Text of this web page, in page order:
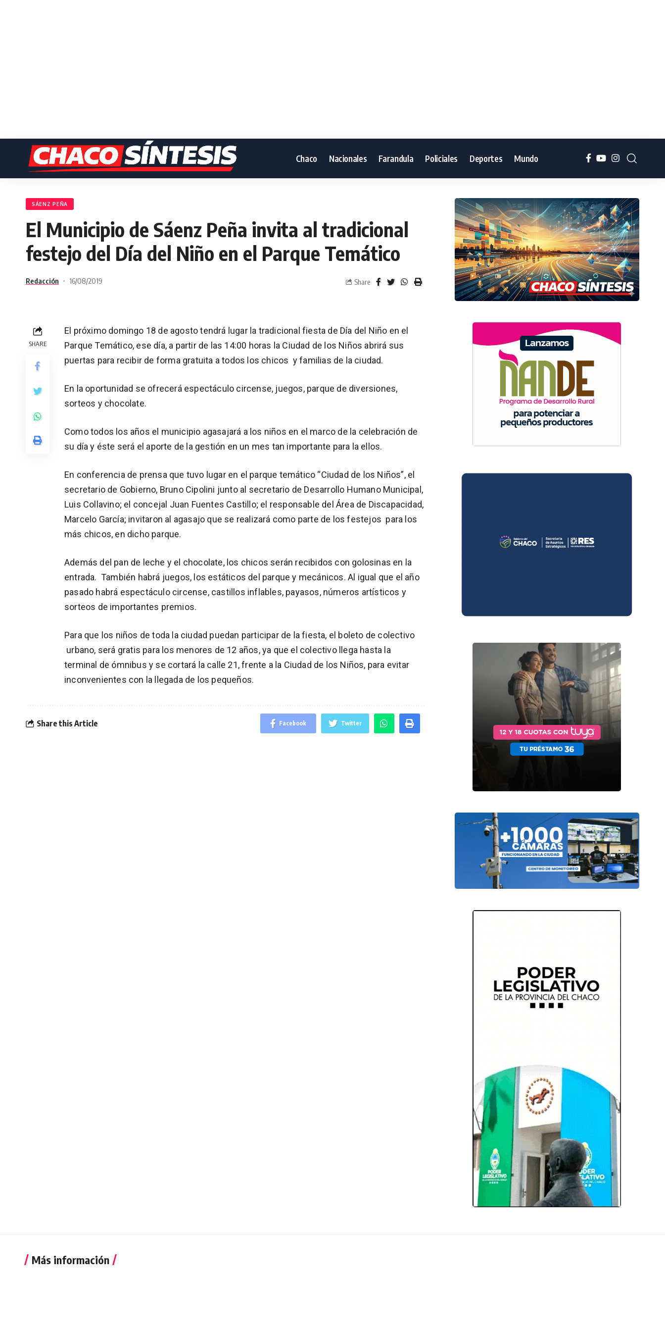
Chaco Nacionales Farandula Policiales Deportes Mundo
SÁENZ PEÑA
El Municipio de Sáenz Peña invita al tradicional
festejo del Día del Niño en el Parque Temático
Redacción 16/08/2019 Share
SHARE
El próximo domingo 18 de agosto tendrá lugar la tradicional fiesta de Día del Niño en el
Parque Temático, ese día, a partir de las 14:00 horas la Ciudad de los Niños abrirá sus
puertas para recibir de forma gratuita a todos los chicos y familias de la ciudad.
En la oportunidad se ofrecerá espectáculo circense, juegos, parque de diversiones,
sorteos y chocolate.
Como todos los años el municipio agasajará a los niños en el marco de la celebración de
su día y éste será el aporte de la gestión en un mes tan importante para la ellos.
En conferencia de prensa que tuvo lugar en el parque temático “Ciudad de los Niños”, el
secretario de Gobierno, Bruno Cipolini junto al secretario de Desarrollo Humano Municipal,
Luis Collavino; el concejal Juan Fuentes Castillo; el responsable del Área de Discapacidad,
Marcelo García; invitaron al agasajo que se realizará como parte de los festejos para los
más chicos, en dicho parque.
Además del pan de leche y el chocolate, los chicos serán recibidos con golosinas en la
entrada. También habrá juegos, los estáticos del parque y mecánicos. Al igual que el año
pasado habrá espectáculo circense, castillos inflables, payasos, números artísticos y
sorteos de importantes premios.
Para que los niños de toda la ciudad puedan participar de la fiesta, el boleto de colectivo
urbano, será gratis para los menores de 12 años, ya que el colectivo llega hasta la
terminal de ómnibus y se cortará la calle 21, frente a la Ciudad de los Niños, para evitar
inconvenientes con la llegada de los pequeños.
Share this Article Facebook Twitter
Más información